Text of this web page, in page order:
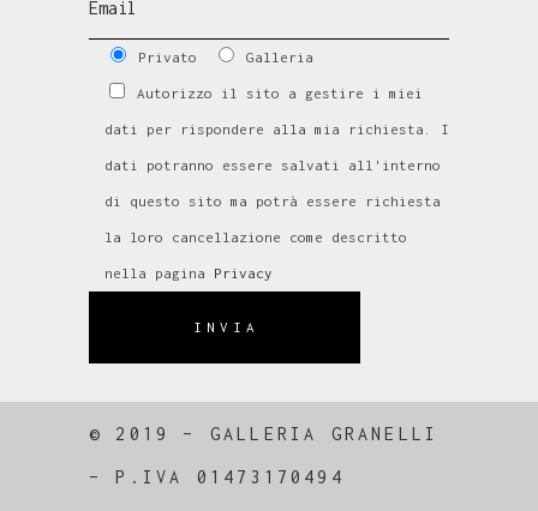
Privato Galleria
Autorizzo il sito a gestire i miei
dati per rispondere alla mia richiesta. I
dati potranno essere salvati all'interno
di questo sito ma potrà essere richiesta
la loro cancellazione come descritto
nella pagina Privacy
INVIA
© 2019 – GALLERIA GRANELLI
–P.IVA 01473170494